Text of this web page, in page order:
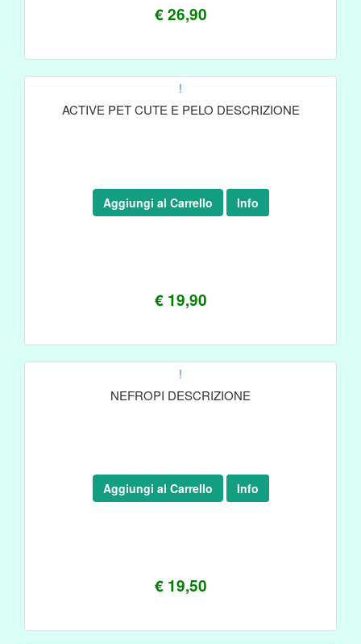
€ 26,90
!
ACTIVE PET CUTE E PELO DESCRIZIONE
€ 19,90
Aggiungi al Carrello Info
!
NEFROPI DESCRIZIONE
€ 19,50
Aggiungi al Carrello Info